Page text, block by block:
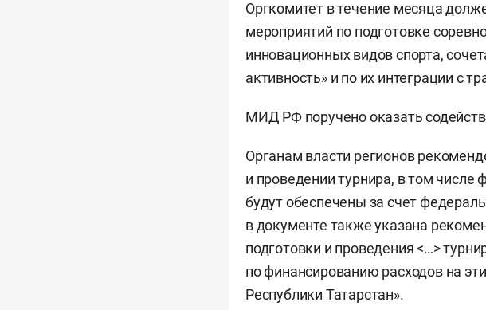
Оргкомитет в течение месяца
мероприятий по подготовке
инновационных видов спорта,
активность» и по их интеграции с
МИД РФ поручено оказать
Органам власти регионов
и проведении турнира, в том
будут обеспечены за счет
в документе также указана
подготовки и проведения <…>
по финансированию расходов на
Республики Татарстан».